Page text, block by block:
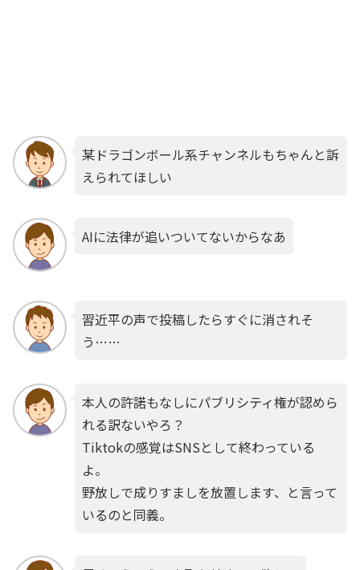
某ドラゴンボール系チャンネルもちゃんと訴
えられてほしい
AIに法律が追いついてないからなあ
習近平の声で投稿したらすぐに消されそ
う……
本人の許諾もなしにパブリシティ権が認めら
れる訳ないやろ？
Tiktokの感覚はSNSとして終わっている
よ。
野放しで成りすましを放置します、と言って
いるのと同義。